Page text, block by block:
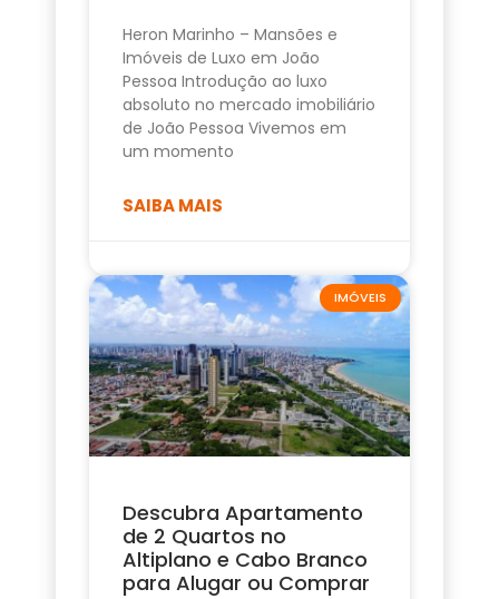
Heron Marinho – Mansões e
Imóveis de Luxo em João
Pessoa Introdução ao luxo
absoluto no mercado imobiliário
de João Pessoa Vivemos em
um momento
SAIBA MAIS
IMÓVEIS
Descubra Apartamento
de 2 Quartos no
Altiplano e Cabo Branco
para Alugar ou Comprar